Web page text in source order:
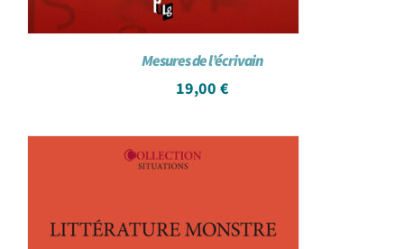
Mesures de l’écrivain
19,00 €